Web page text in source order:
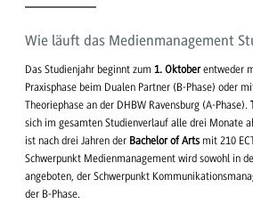
Wie läuft das Medienmanagement
Das Studienjahr beginnt zum 1. Oktoberentweder
Praxisphase beim Dualen Partner (B-Phase) oder
Theoriephase an der DHBW Ravensburg (A-Phase).
sich im gesamten Studienverlauf alle drei Monate
ist nach drei Jahren der Bachelor of Arts mit 210
Schwerpunkt Medienmanagement wird sowohl in
angeboten, der Schwerpunkt
der B-Phase.